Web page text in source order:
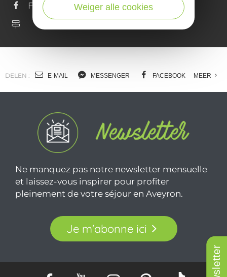
Facebook
DELEN : E-MAIL MESSENGER FACEBOOK MEER
Ne manquez pas notre newsletter mensuelle
et laissez-vous inspirer pour profiter
pleinement de votre séjour en Aveyron.
Je m'abonne ici
Weiger alle cookies